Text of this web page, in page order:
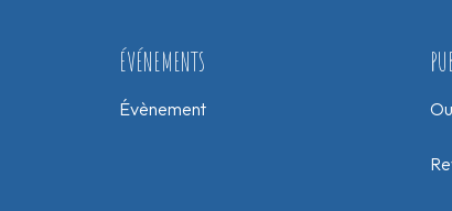
ÉVÉNEMENTS
Évènement